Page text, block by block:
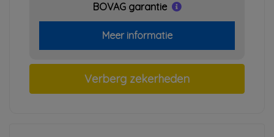
BOVAG garantie
Meer informatie
Verberg zekerheden